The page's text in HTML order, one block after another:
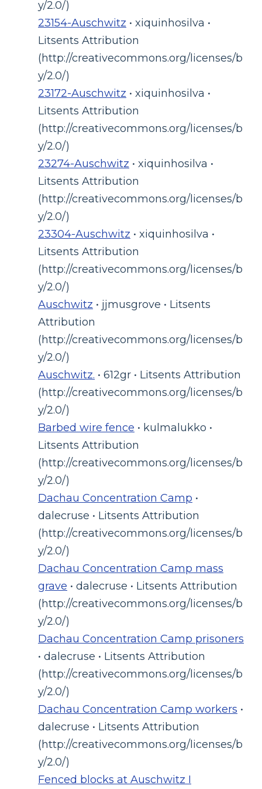
y/2.0/)
23154-Auschwitz • xiquinhosilva •
Litsents Attribution
(http://creativecommons.org/licenses/b
y/2.0/)
23172-Auschwitz • xiquinhosilva •
Litsents Attribution
(http://creativecommons.org/licenses/b
y/2.0/)
23274-Auschwitz • xiquinhosilva •
Litsents Attribution
(http://creativecommons.org/licenses/b
y/2.0/)
23304-Auschwitz • xiquinhosilva •
Litsents Attribution
(http://creativecommons.org/licenses/b
y/2.0/)
Auschwitz • jjmusgrove • Litsents
Attribution
(http://creativecommons.org/licenses/b
y/2.0/)
Auschwitz. • 612gr • Litsents Attribution
(http://creativecommons.org/licenses/b
y/2.0/)
Barbed wire fence • kulmalukko •
Litsents Attribution
(http://creativecommons.org/licenses/b
y/2.0/)
Dachau Concentration Camp •
dalecruse • Litsents Attribution
(http://creativecommons.org/licenses/b
y/2.0/)
Dachau Concentration Camp mass
grave • dalecruse • Litsents Attribution
(http://creativecommons.org/licenses/b
y/2.0/)
Dachau Concentration Camp prisoners
• dalecruse • Litsents Attribution
(http://creativecommons.org/licenses/b
y/2.0/)
Dachau Concentration Camp workers •
dalecruse • Litsents Attribution
(http://creativecommons.org/licenses/b
y/2.0/)
Fenced blocks at Auschwitz I